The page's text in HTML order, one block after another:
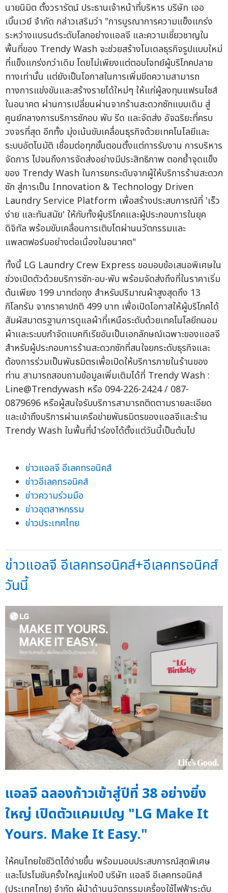
นายนิมิต ตั้งวรารัตน์ ประธานเจ้าหน้าที่บริหาร บริษัท เออ
เบิ้นเวย์ จำกัด กล่าวเสริมว่า "การบูรณาการความแข็งแกร่ง
ระหว่างแบรนด์ระดับโลกอย่างแอลจี และความเชี่ยวชาญใน
พื้นที่ของ Trendy Wash จะช่วยสร้างโมเดลธุรกิจรูปแบบใหม่
ที่แข็งแกร่งกว่าเดิม โดยไม่เพียงแต่ตอบโจทย์ผู้บริโภคปลาย
ทางเท่านั้น แต่ยังเป็นโอกาสในการเพิ่มขีดความสามารถ
ทางการแข่งขันและสร้างรายได้ใหม่ๆ ให้แก่ผู้ลงทุนแฟรนไชส์
ในอนาคต ผ่านการเปลี่ยนผ่านจากร้านสะดวกซักแบบเดิม สู่
ศูนย์กลางการบริการซักอบ พับ รีด และจัดส่ง อัจฉริยะที่ครบ
วงจรที่สุด อีกทั้ง มุ่งเน้นขับเคลื่อนธุรกิจด้วยเทคโนโลยีและ
ระบบอัตโนมัติ เชื่อมต่อทุกขั้นตอนตั้งแต่การรับงาน การบริหาร
จัดการ ไปจนถึงการจัดส่งอย่างมีประสิทธิภาพ ตอกย้ำจุดแข็ง
ของ Trendy Wash ในการยกระดับจากผู้ให้บริการร้านสะดวก
ซัก สู่การเป็น Innovation & Technology Driven
Laundry Service Platform เพื่อสร้างประสบการณ์ที่ 'เร็ว
ง่าย และทันสมัย' ให้กับทั้งผู้บริโภคและผู้ประกอบการในยุค
ดิจิทัล พร้อมขับเคลื่อนการเติบโตผ่านนวัตกรรมและ
แพลตฟอร์มอย่างต่อเนื่องในอนาคต"
ทั้งนี้ LG Laundry Crew Express ขอมอบข้อเสนอพิเศษใน
ช่วงเปิดตัวด้วยบริการซัก-อบ-พับ พร้อมจัดส่งถึงที่ในราคาเริ่ม
ต้นเพียง 199 บาทต่อถุง สำหรับปริมาณผ้าสูงสุดถึง 13
กิโลกรัม จากราคาปกติ 499 บาท เพื่อเปิดโอกาสให้ผู้บริโภคได้
สัมผัสมาตรฐานการดูแลผ้าที่เหนือระดับด้วยเทคโนโลยีถนอม
ผ้าและระบบกำจัดแบคทีเรียอันเป็นเอกลักษณ์เฉพาะของแอลจี
สำหรับผู้ประกอบการร้านสะดวกซักที่สนใจยกระดับธุรกิจและ
ต้องการร่วมเป็นพันธมิตรเพื่อเปิดให้บริการภายในร้านของ
ท่าน สามารถสอบถามข้อมูลเพิ่มเติมได้ที่ Trendy Wash :
Line@Trendywash หรือ 094-226-2424 / 087-
0879696 หรือผู้สนใจรับบริการสามารถติดตามรายละเอียด
และเข้าถึงบริการผ่านเครือข่ายพันธมิตรของแอลจีและร้าน
Trendy Wash ในพื้นที่นำร่องได้ตั้งแต่วันนี้เป็นต้นไป
ข่าวแอลจี อีเลคทรอนิคส์
ข่าวอีเลคทรอนิคส์
ข่าวความร่วมมือ
ข่าวอุตสาหกรรม
ข่าวประเทศไทย
ข่าวแอลจี อีเลคทรอนิคส์+อีเลคทรอนิคส์
วันนี้
แอลจี ฉลองก้าวเข้าสู่ปีที่ 38 อย่างยิ่ง
ใหญ่ เปิดตัวแคมเปญ "LG Make It
Yours. Make It Easy."
ให้คนไทยใชชีวิตได้ง่ายขึ้น พร้อมมอบประสบการณ์สุดพิเศษ
และโปรโมชันครั้งใหญ่แห่งปี บริษัท แอลจี อีเลคทรอนิคส์
(ประเทศไทย) จำกัด ผู้นำด้านนวัตกรรมเครื่องใช้ไฟฟ้าระดับ